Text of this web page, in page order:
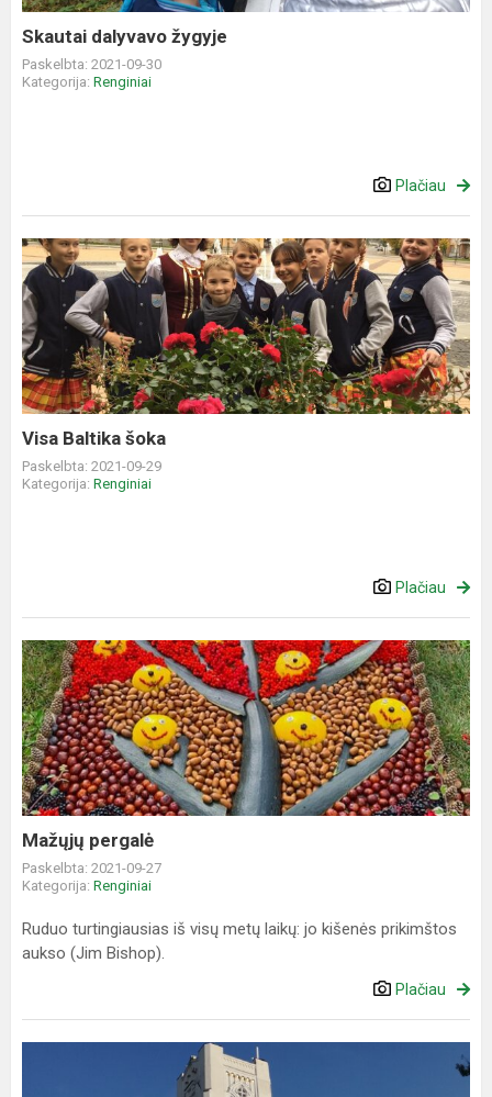
Skautai dalyvavo žygyje
Paskelbta: 2021-09-30
Kategorija: Renginiai
Plačiau
Visa
Baltika
šoka
Visa Baltika šoka
Paskelbta: 2021-09-29
Kategorija: Renginiai
Plačiau
Mažųjų
pergalė
Mažųjų pergalė
Paskelbta: 2021-09-27
Kategorija: Renginiai
Ruduo turtingiausias iš visų metų laikų: jo kišenės prikimštos
aukso (Jim Bishop).
Plačiau